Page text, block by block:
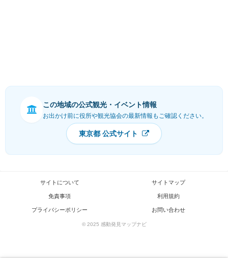
この地域の公式観光・イベント情報
お出かけ前に役所や観光協会の最新情報もご確認ください。
東京都 公式サイト
サイトについて サイトマップ
免責事項 利用規約
プライバシーポリシー お問い合わせ
© 2025 感動発見マップナビ